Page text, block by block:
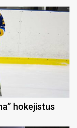
hokejistus